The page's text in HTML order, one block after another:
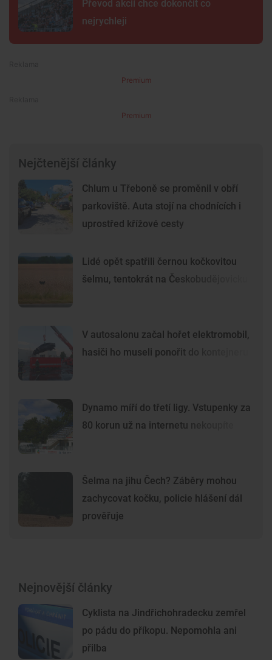
Převod akcií chce dokončit co
nejrychleji
Premium
Premium
Nejčtenější články
Chlum u Třeboně se proměnil v obří
parkoviště. Auta stojí na chodnících i
uprostřed křížové cesty
Lidé opět spatřili černou kočkovitou
šelmu, tentokrát na Českobudějovicku
V autosalonu začal hořet elektromobil,
hasiči ho museli ponořit do kontejneru
Dynamo míří do třetí ligy. Vstupenky za
80 korun už na internetu nekoupíte
Šelma na jihu Čech? Záběry mohou
zachycovat kočku, policie hlášení dál
prověřuje
Nejnovější články
Cyklista na Jindřichohradecku zemřel
po pádu do příkopu. Nepomohla ani
přilba